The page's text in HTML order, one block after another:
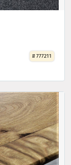
# 777211